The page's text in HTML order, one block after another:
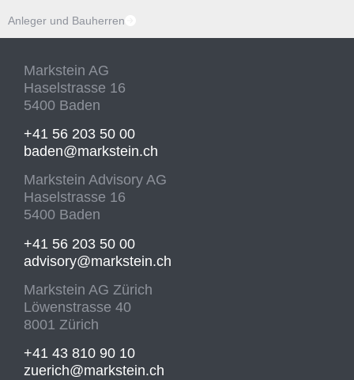
Anleger und Bauherren
Markstein AG
Haselstrasse 16
5400 Baden
+41 56 203 50 00
baden@markstein.ch
Markstein Advisory AG
Haselstrasse 16
5400 Baden
+41 56 203 50 00
advisory@markstein.ch
Markstein AG Zürich
Löwenstrasse 40
8001 Zürich
+41 43 810 90 10
zuerich@markstein.ch